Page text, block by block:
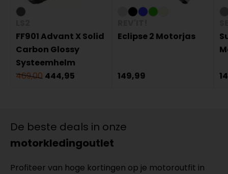
FF901 Advant X Solid
Carbon Glossy
Systeemhelm
469,00 444,95
Eclipse 2 Motorjas
149,99
De beste deals in onze
motorkledingoutlet
Profiteer van hoge kortingen op je motoroutfit in